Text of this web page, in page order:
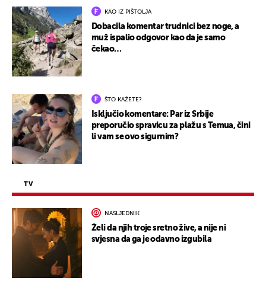
KAO IZ PIŠTOLJA
Dobacila komentar trudnici bez noge, a
muž ispalio odgovor kao da je samo
čekao…
ŠTO KAŽETE?
Isključio komentare: Par iz Srbije
preporučio spravicu za plažu s Temua, čini
li vam se ovo sigurnim?
TV
NASLJEDNIK
Želi da njih troje sretno žive, a nije ni
svjesna da ga je odavno izgubila